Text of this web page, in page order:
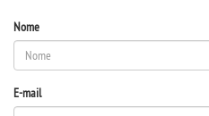
Nome
E-mail